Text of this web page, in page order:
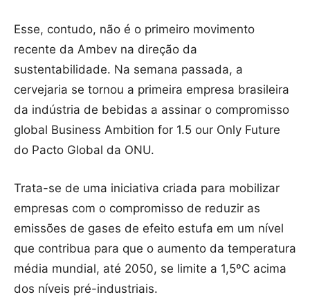
Esse, contudo, não é o primeiro movimento
recente da Ambev na direção da
sustentabilidade. Na semana passada, a
cervejaria se tornou a primeira empresa brasileira
da indústria de bebidas a assinar o compromisso
global Business Ambition for 1.5 our Only Future
do Pacto Global da ONU.
Trata-se de uma iniciativa criada para mobilizar
empresas com o compromisso de reduzir as
emissões de gases de efeito estufa em um nível
que contribua para que o aumento da temperatura
média mundial, até 2050, se limite a 1,5ºC acima
dos níveis pré-industriais.